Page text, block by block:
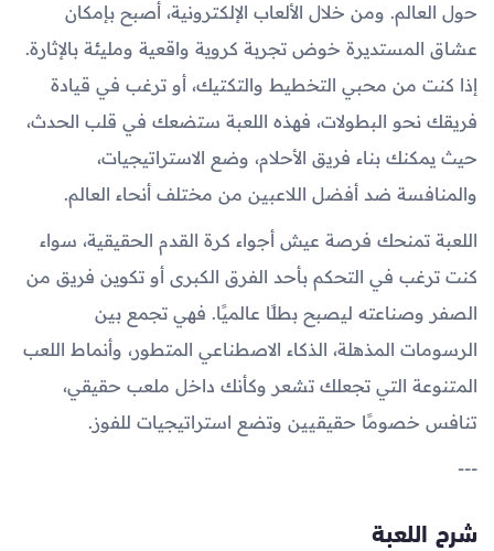
حول العالم. ومن خلال الألعاب الإلكترونية، أصبح بإمكان
عشاق المستديرة خوض تجربة كروية واقعية ومليئة بالإثارة.
إذا كنت من محبي التخطيط والتكتيك، أو ترغب في قيادة
فريقك نحو البطولات، فهذه اللعبة ستضعك في قلب الحدث،
حيث يمكنك بناء فريق الأحلام، وضع الاستراتيجيات،
والمنافسة ضد أفضل اللاعبين من مختلف أنحاء العالم.
اللعبة تمنحك فرصة عيش أجواء كرة القدم الحقيقية، سواء
كنت ترغب في التحكم بأحد الفرق الكبرى أو تكوين فريق من
الصفر وصناعته ليصبح بطلًا عالميًا. فهي تجمع بين
الرسومات المذهلة، الذكاء الاصطناعي المتطور، وأنماط اللعب
المتنوعة التي تجعلك تشعر وكأنك داخل ملعب حقيقي،
تنافس خصومًا حقيقيين وتضع استراتيجيات للفوز.
---
شرح اللعبة